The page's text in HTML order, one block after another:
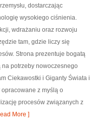
dostarczając
wysokiego ciśnienia.
wdrażaniu oraz rozwoju
tam, gdzie liczy się
Strona prezentuje bogatą
potrzeby nowoczesnego
Ciekawostki i Giganty Świata i
z myślą o
procesów związanych z
More ]